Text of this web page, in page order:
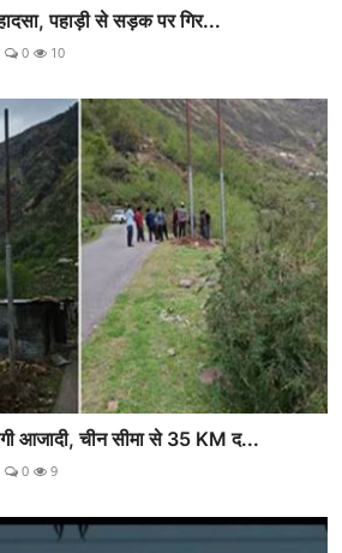
पहाड़ी से सड़क पर गिर...
0 10
आजादी, चीन सीमा से 35 KM द...
0 9